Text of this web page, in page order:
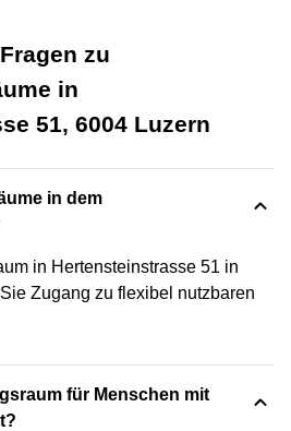
zu
in
51, 6004 Luzern
in dem
in Hertensteinstrasse 51 in
Zugang zu flexibel nutzbaren
für Menschen mit